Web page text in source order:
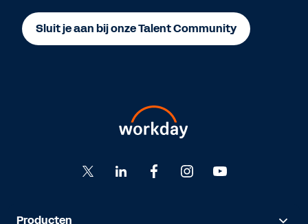
Sluit je aan bij onze Talent Community
Producten